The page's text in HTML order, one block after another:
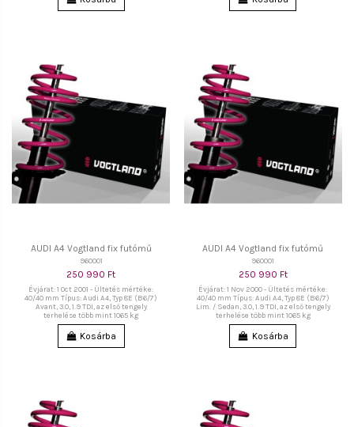
AUDI A4 Vogtland fix futómű
960001
250 990 Ft
Évjárat: 1 Oct 2001 - Ültetés mértéke:
40/40 mm Típus: Audi A4, Typ 8E (B6/7)
Avant, 3.0, 1.9 TDI, az első tengely
terhelése több mint 1065 kg
Kosárba
AUDI A4 Vogtland fix futómű
960001
250 990 Ft
Évjárat: 1 Nov 2000 - Ültetés mértéke:
40/40 mm Típus: Audi A4, Typ 8E (B6/7)
Lim. / Sedan, 3.0, 1.9 TDI, az első tengely
terhelése több mint 1065 kg
Kosárba